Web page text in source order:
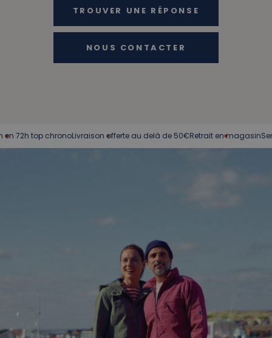
TROUVER UNE RÉPONSE
NOUS CONTACTER
top chronoLivraison offerte au delà de 50€Retrait en magasinService